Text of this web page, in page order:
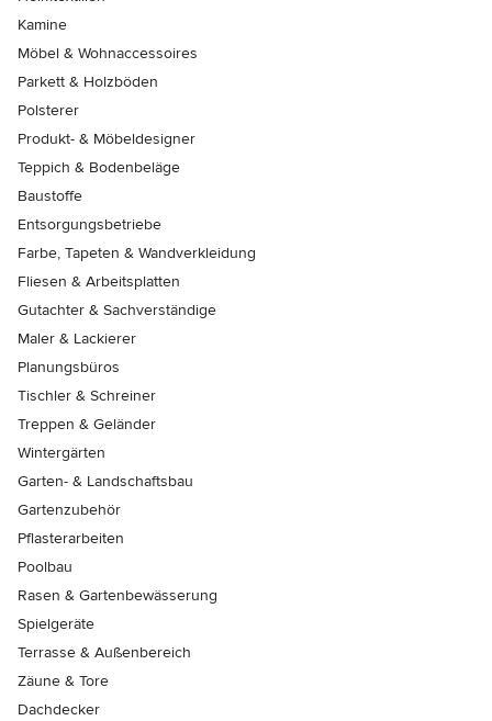
Kamine
Möbel & Wohnaccessoires
Parkett & Holzböden
Polsterer
Produkt- & Möbeldesigner
Teppich & Bodenbeläge
Baustoffe
Entsorgungsbetriebe
Farbe, Tapeten & Wandverkleidung
Fliesen & Arbeitsplatten
Gutachter & Sachverständige
Maler & Lackierer
Planungsbüros
Tischler & Schreiner
Treppen & Geländer
Wintergärten
Garten- & Landschaftsbau
Gartenzubehör
Pflasterarbeiten
Poolbau
Rasen & Gartenbewässerung
Spielgeräte
Terrasse & Außenbereich
Zäune & Tore
Dachdecker